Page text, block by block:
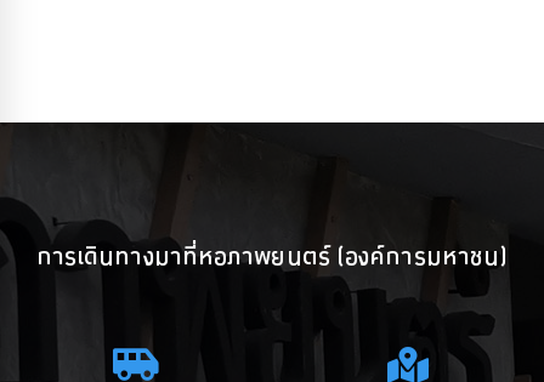
การเดินทางมาที่หอภาพยนตร์ (องค์การมหาชน)